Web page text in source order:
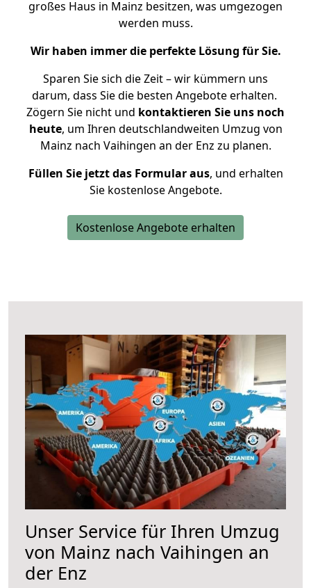
großes Haus in Mainz besitzen, was umgezogen
werden muss.
Wir haben immer die perfekte Lösung für Sie.
Sparen Sie sich die Zeit – wir kümmern uns
darum, dass Sie die besten Angebote erhalten.
Zögern Sie nicht und kontaktieren Sie uns noch
heute, um Ihren deutschlandweiten Umzug von
Mainz nach Vaihingen an der Enz zu planen.
Füllen Sie jetzt das Formular aus, und erhalten
Sie kostenlose Angebote.
Kostenlose Angebote erhalten
Unser Service für Ihren Umzug
von Mainz nach Vaihingen an
der Enz